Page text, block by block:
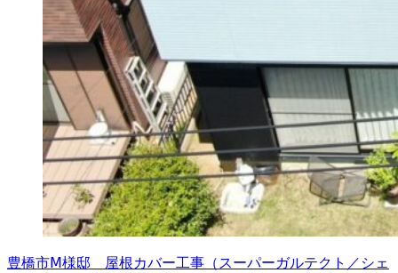
豊橋市Ⅿ様邸 屋根カバー工事（スーパーガルテクト／シェ